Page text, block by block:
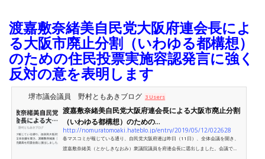
渡嘉敷奈緒美自民党大阪府連会長によ
る大阪市廃止分割（いわゆる都構想）
のための住民投票実施容認発言に強く
反対の意を表明します
堺市議会議員 野村ともあきブログ 3 Users
渡嘉敷奈緒美自民党大阪府連会長による大阪市廃止分割
（いわゆる都構想）のための...
http://nomuratomoaki.hateblo.jp/entry/2019/05/12/022628
各マスコミが報じている通り、自民党大阪府連は昨日（11日）、全体会議を開き、
渡嘉敷奈緒美（とかしきなおみ）衆議院議員を府連会長に選出しました。会議で